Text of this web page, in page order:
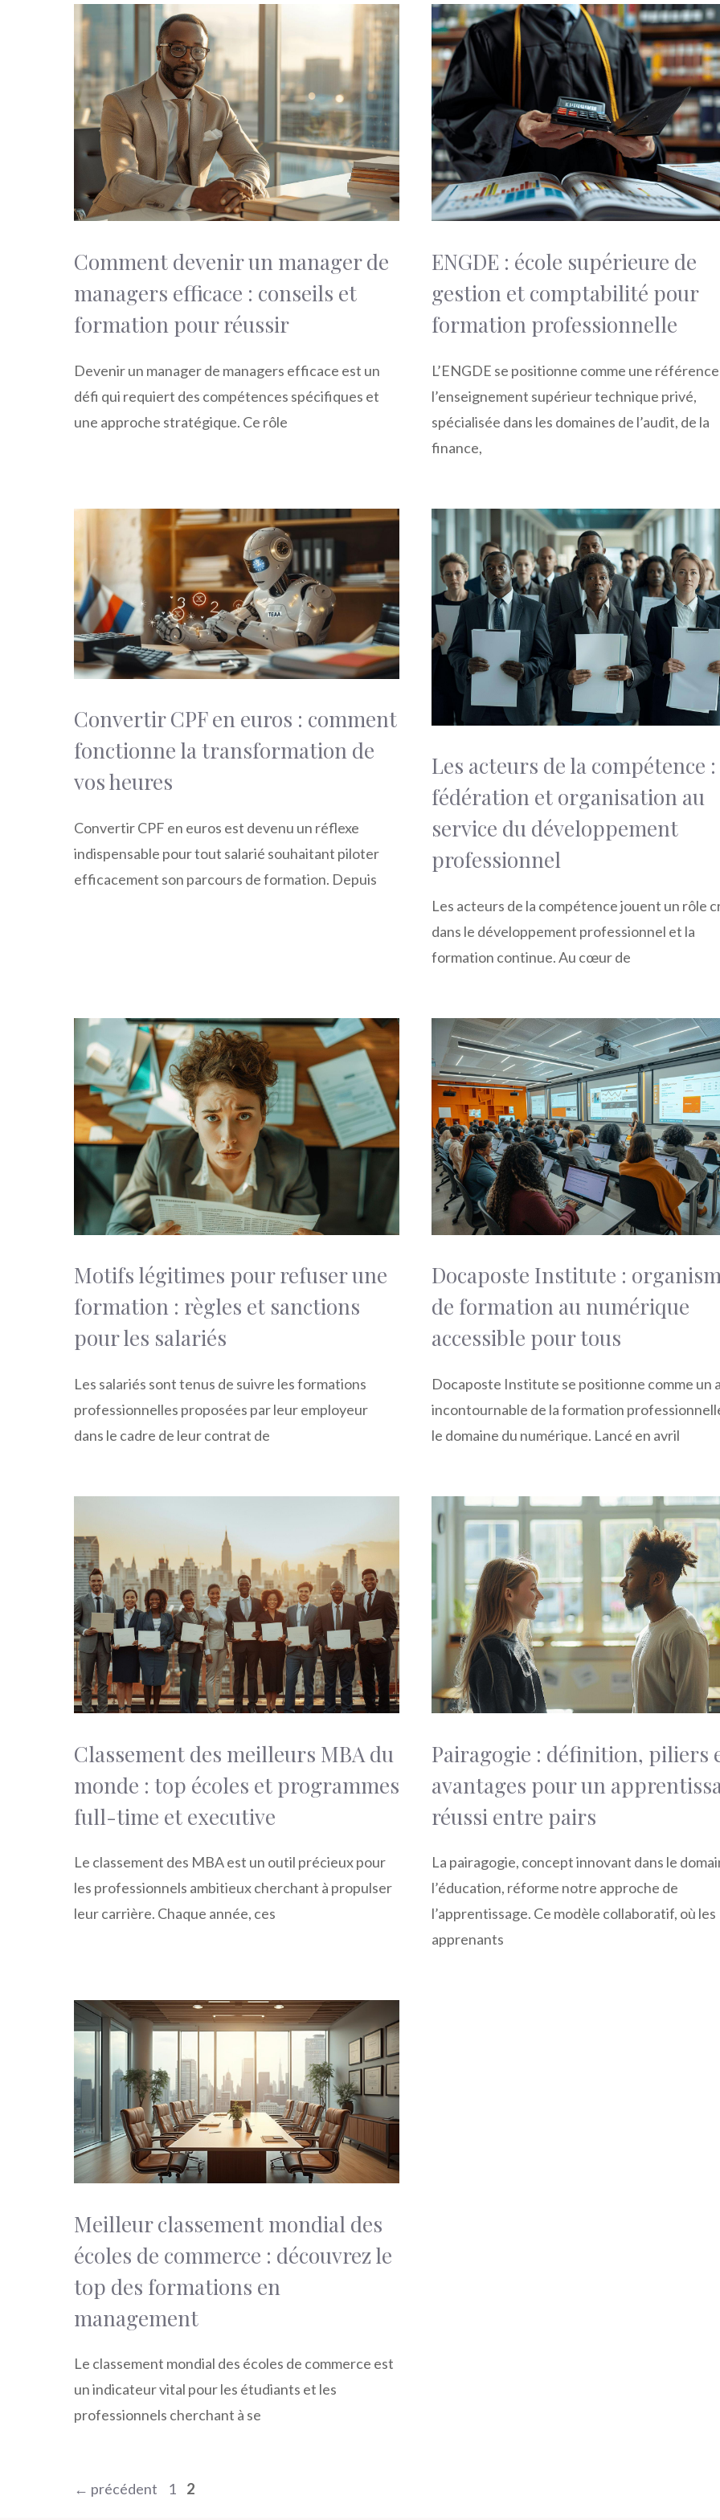
Comment devenir un manager de
managers efficace : conseils et
formation pour réussir
Devenir un manager de managers efficace est un
défi qui requiert des compétences spécifiques et
une approche stratégique. Ce rôle
ENGDE : école supérieure de
gestion et comptabilité pour
formation professionnelle
L’ENGDE se positionne comme une
l’enseignement supérieur technique privé,
spécialisée dans les domaines de l’audit, de la
finance,
Convertir CPF en euros : comment
fonctionne la transformation de
vos heures
Convertir CPF en euros est devenu un réflexe
indispensable pour tout salarié souhaitant piloter
efficacement son parcours de formation. Depuis
Les acteurs de la compétence :
fédération et organisation au
service du développement
professionnel
Les acteurs de la compétence jouent un rôle
dans le développement professionnel et la
formation continue. Au cœur de
Motifs légitimes pour refuser une
formation : règles et sanctions
pour les salariés
Les salariés sont tenus de suivre les formations
professionnelles proposées par leur employeur
dans le cadre de leur contrat de
Docaposte Institute :
de formation au numérique
accessible pour tous
Docaposte Institute se positionne comme un
incontournable de la formation
le domaine du numérique. Lancé en avril
Classement des meilleurs MBA du
monde : top écoles et programmes
full-time et executive
Le classement des MBA est un outil précieux pour
les professionnels ambitieux cherchant à propulser
leur carrière. Chaque année, ces
Pairagogie : définition, piliers
avantages pour un
réussi entre pairs
La pairagogie, concept innovant dans le
l’éducation, réforme notre approche de
l’apprentissage. Ce modèle collaboratif, où les
apprenants
Meilleur classement mondial des
écoles de commerce : découvrez le
top des formations en
management
Le classement mondial des écoles de commerce est
un indicateur vital pour les étudiants et les
professionnels cherchant à se
← précédent Page
1 Page
2